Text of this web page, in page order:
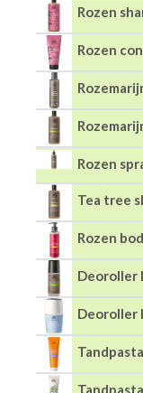
Rozen
Rozen
Rozen
Tea tree
Rozen
Deoroller
Deoroller